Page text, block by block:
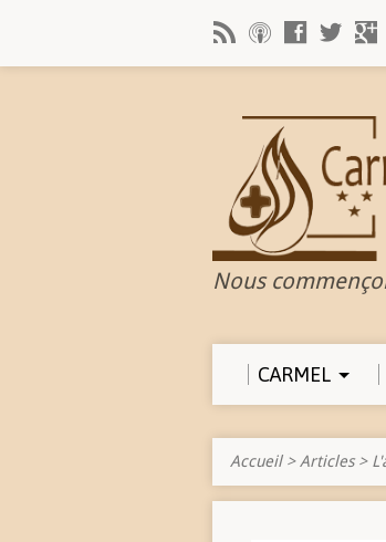
Nous
CARMEL
Accueil> Articles>